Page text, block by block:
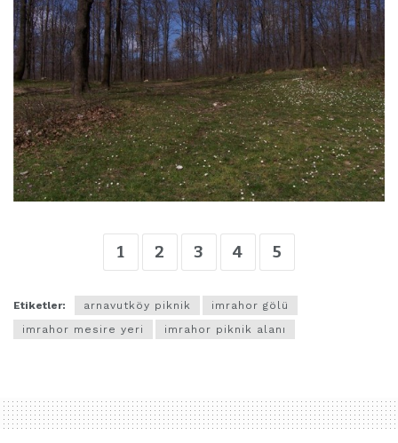
1 2 3 4 5
Etiketler: arnavutköy piknik
imrahor gölü
imrahor mesire yeri
imrahor piknik alanı